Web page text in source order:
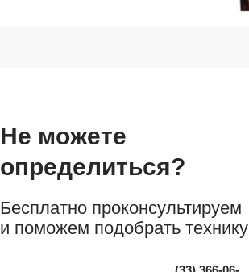
Не можете
определиться?
Бесплатно проконсультируем
и поможем подобрать технику